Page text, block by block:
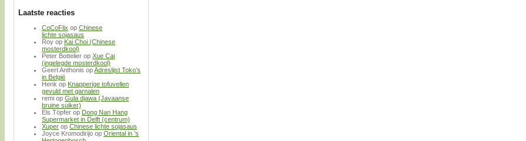
Laatste reacties
CoCoFlix op Chinese
lichte sojasaus
Roy op Kai Choi (Chinese
mosterdkool)
Peter Bottelier op Xue Cai
(ingelegde mosterdkool)
Geert Anthonis opAdreslijst Toko’s
in België
Henk op Knapperige tofuvellen
gevuld met garnalen
remi op Gula djawa (Javaanse
bruine suiker)
Els Töpfer op Dong Nan Hang
Supermarket in Delft (centrum)
Xuper op Chinese lichte sojasaus
Joyce Kromodirijo op Oriental in ’s